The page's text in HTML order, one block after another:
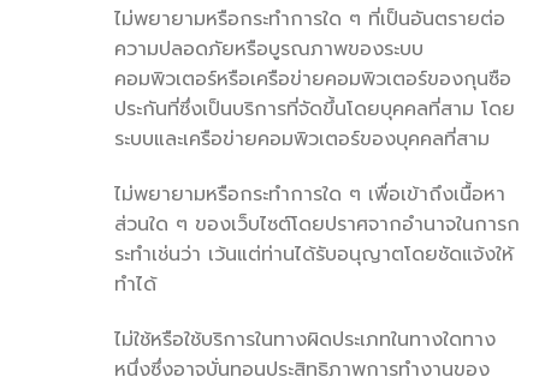
ไม่พยายามหรือกระทำการใด ๆ ที่เป็นอันตรายต่อ
ความปลอดภัยหรือบูรณภาพของระบบ
คอมพิวเตอร์หรือเครือข่ายคอมพิวเตอร์ของกุนซือ
ประกันที่ซึ่งเป็นบริการที่จัดขึ้นโดยบุคคลที่สาม โดย
ระบบและเครือข่ายคอมพิวเตอร์ของบุคคลที่สาม
ไม่พยายามหรือกระทำการใด ๆ เพื่อเข้าถึงเนื้อหา
ส่วนใด ๆ ของเว็บไซต์โดยปราศจากอำนาจในการก
ระทำเช่นว่า เว้นแต่ท่านได้รับอนุญาตโดยชัดแจ้งให้
ทำได้
ไม่ใช้หรือใช้บริการในทางผิดประเภทในทางใดทาง
หนึ่งซึ่งอาจบั่นทอนประสิทธิภาพการทำงานของ